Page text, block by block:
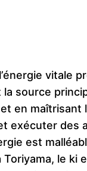
vitale
la source
en maîtrisant
exécuter des
est
le ki